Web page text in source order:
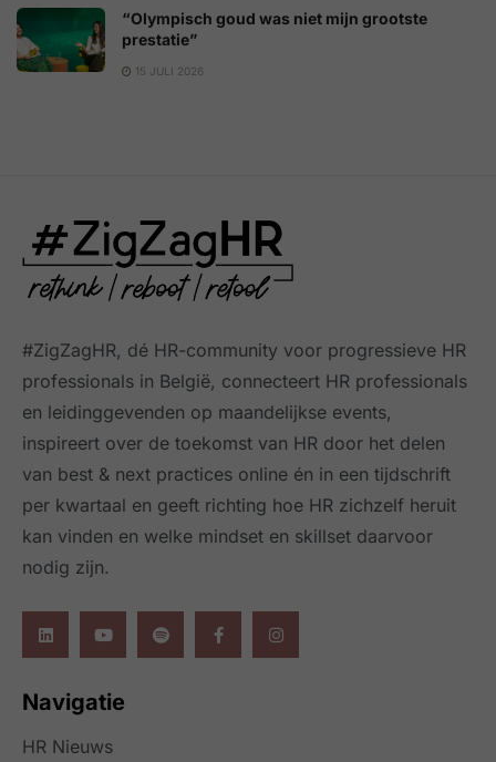
“Olympisch goud was niet mijn grootste
prestatie”
15 JULI 2026
#ZigZagHR, dé HR-community voor progressieve HR
professionals in België, connecteert HR professionals
en leidinggevenden op maandelijkse events,
inspireert over de toekomst van HR door het delen
van best & next practices online én in een tijdschrift
per kwartaal en geeft richting hoe HR zichzelf heruit
kan vinden en welke mindset en skillset daarvoor
nodig zijn.
Navigatie
HR Nieuws